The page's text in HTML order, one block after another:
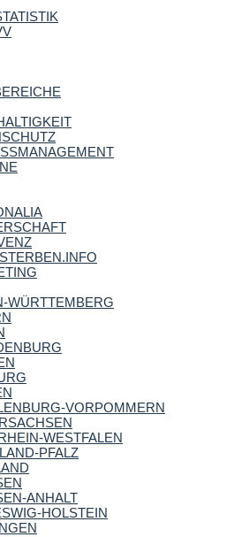
WÜRTTEMBERG
VORPOMMERN
WESTFALEN
PFALZ
ANHALT
HOLSTEIN